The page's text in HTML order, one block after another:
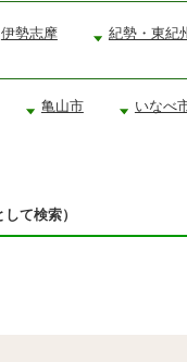
伊勢志摩 紀勢・東紀
亀山市 いなべ
して検索）